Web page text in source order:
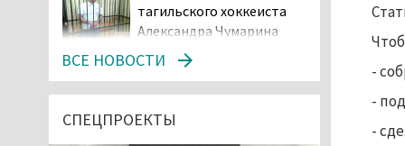
-
-
-
тагильского хоккеиста
Александра Чумарина
Самат Хазипов в очередной раз
попал на скамью подсудимых
Уральского депутата
ВСЕ НОВОСТИ
СПЕЦПРОЕКТЫ